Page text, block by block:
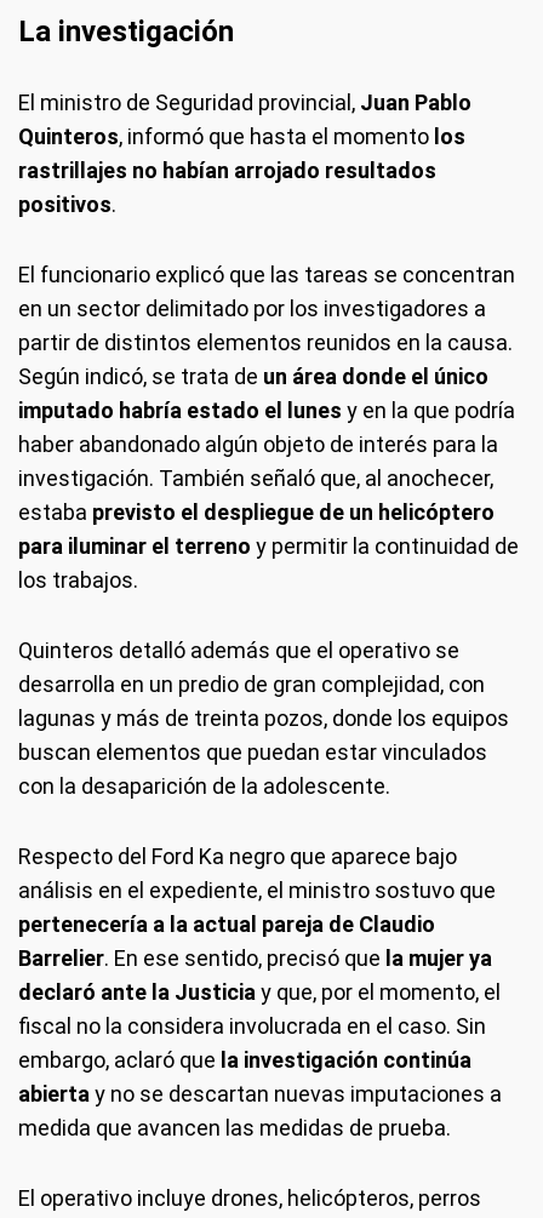
La investigación
El ministro de Seguridad provincial, Juan Pablo
Quinteros, informó que hasta el momento los
rastrillajes no habían arrojado resultados
positivos.
El funcionario explicó que las tareas se concentran
en un sector delimitado por los investigadores a
partir de distintos elementos reunidos en la causa.
Según indicó, se trata de un área donde el único
imputado habría estado el lunes y en la que podría
haber abandonado algún objeto de interés para la
investigación. También señaló que, al anochecer,
estaba previsto el despliegue de un helicóptero
para iluminar el terreno y permitir la continuidad de
los trabajos.
Quinteros detalló además que el operativo se
desarrolla en un predio de gran complejidad, con
lagunas y más de treinta pozos, donde los equipos
buscan elementos que puedan estar vinculados
con la desaparición de la adolescente.
Respecto del Ford Ka negro que aparece bajo
análisis en el expediente, el ministro sostuvo que
pertenecería a la actual pareja de Claudio
Barrelier. En ese sentido, precisó que la mujer ya
declaró ante la Justicia y que, por el momento, el
fiscal no la considera involucrada en el caso. Sin
embargo, aclaró que la investigación continúa
abierta y no se descartan nuevas imputaciones a
medida que avancen las medidas de prueba.
El operativo incluye drones, helicópteros, perros